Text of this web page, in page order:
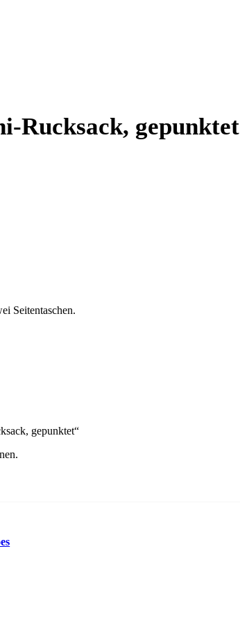
Rucksack, gepunktet
Seitentaschen.
gepunktet“